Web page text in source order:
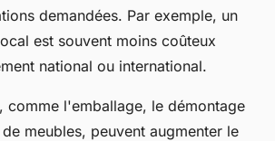
demandées. Par exemple, un
est souvent moins coûteux
national ou international.
comme l'emballage, le démontage
meubles, peuvent augmenter le